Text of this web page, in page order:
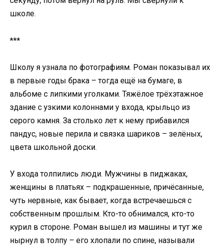
школе.
***
Школу я узнала по фотографиям. Роман показывал их
в первые годы брака – тогда ещё на бумаге, в
альбоме с липкими уголками. Тяжёлое трёхэтажное
здание с узкими колоннами у входа, крыльцо из
серого камня. За столько лет к нему прибавился
пандус, новые перила и связка шариков – зелёных,
цвета школьной доски.
У входа толпились люди. Мужчины в пиджаках,
женщины в платьях – подкрашенные, причёсанные,
чуть нервные, как бывает, когда встречаешься с
собственным прошлым. Кто-то обнимался, кто-то
курил в стороне. Роман вышел из машины и тут же
нырнул в толпу – его хлопали по спине, называли